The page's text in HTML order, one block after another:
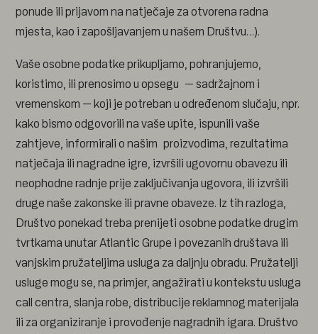
ponude ili prijavom na natječaje za otvorena radna
mjesta, kao i zapošljavanjem u našem Društvu…).
Vaše osobne podatke prikupljamo, pohranjujemo,
koristimo, ili prenosimo u opsegu – sadržajnom i
vremenskom – koji je potreban u određenom slučaju, npr.
kako bismo odgovorili na vaše upite, ispunili vaše
zahtjeve, informirali o našim proizvodima, rezultatima
natječaja ili nagradne igre, izvršili ugovornu obavezu ili
neophodne radnje prije zaključivanja ugovora, ili izvršili
druge naše zakonske ili pravne obaveze. Iz tih razloga,
Društvo ponekad treba prenijeti osobne podatke drugim
tvrtkama unutar Atlantic Grupe i povezanih društava ili
vanjskim pružateljima usluga za daljnju obradu. Pružatelji
usluge mogu se, na primjer, angažirati u kontekstu usluga
call centra, slanja robe, distribucije reklamnog materijala
ili za organiziranje i provođenje nagradnih igara. Društvo